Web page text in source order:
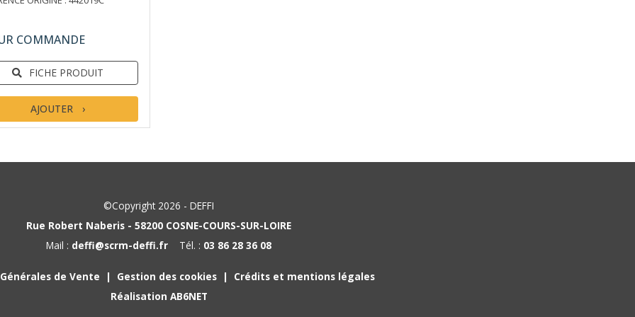
COMMANDE
FICHE PRODUIT
AJOUTER
©Copyright 2026 - DEFFI
Rue Robert Naberis - 58200 COSNE-COURS-SUR-LOIRE
Mail : deffi@scrm-deffi.fr Tél. : 03 86 28 36 08
de Vente Gestion des cookies
Crédits et mentions légales
Réalisation AB6NET